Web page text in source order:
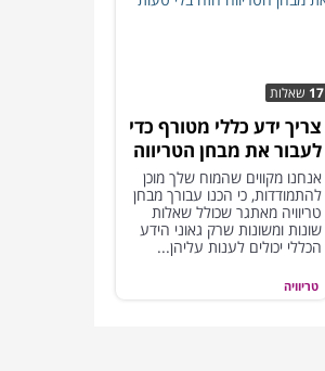
טריוויה
17 שאלות
צריך ידע כללי מטורף כדי
לעבור את מבחן הטריווה
הזה בלי טעות
אנחנו מקווים שהמוח שלך מוכן
להתמודדות, כי הכנו עבורך מבחן
טריוויה מאתגר שכולל שאלות
שונות ומשונות שרק גאוני הידע
הכללי יכולים לענות עליהן...